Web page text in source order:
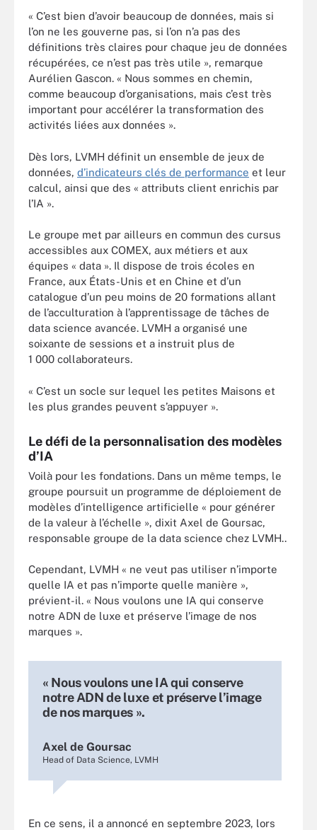
« C’est bien d’avoir beaucoup de données, mais si
l’on ne les gouverne pas, si l’on n’a pas des
définitions très claires pour chaque jeu de données
récupérées, ce n’est pas très utile », remarque
Aurélien Gascon. « Nous sommes en chemin,
comme beaucoup d’organisations, mais c’est très
important pour accélérer la transformation des
activités liées aux données ».
Dès lors, LVMH définit un ensemble de jeux de
données, d’indicateurs clés de performance et leur
calcul, ainsi que des « attributs client enrichis par
l’IA ».
Le groupe met par ailleurs en commun des cursus
accessibles aux COMEX, aux métiers et aux
équipes « data ». Il dispose de trois écoles en
France, aux États-Unis et en Chine et d’un
catalogue d’un peu moins de 20 formations allant
de l’acculturation à l’apprentissage de tâches de
data science avancée. LVMH a organisé une
soixante de sessions et a instruit plus de
1 000 collaborateurs.
« C’est un socle sur lequel les petites Maisons et
les plus grandes peuvent s’appuyer ».
Le défi de la personnalisation des modèles
d’IA
Voilà pour les fondations. Dans un même temps, le
groupe poursuit un programme de déploiement de
modèles d’intelligence artificielle « pour générer
de la valeur à l’échelle », dixit Axel de Goursac,
responsable groupe de la data science chez LVMH..
Cependant, LVMH « ne veut pas utiliser n’importe
quelle IA et pas n’importe quelle manière »,
prévient-il. « Nous voulons une IA qui conserve
notre ADN de luxe et préserve l’image de nos
marques ».
« Nous voulons une IA qui conserve
notre ADN de luxe et préserve l’image
de nos marques ».
Axel de Goursac
Head of Data Science, LVMH
En ce sens, il a annoncé en septembre 2023, lors